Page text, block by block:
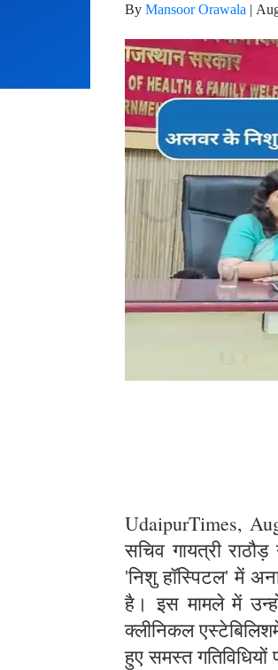
By Mansoor Orawala |
UdaipurTimes,
सचिव गायत्री
'निशु हॉस्पिटल' में
है। इस मामले में
क्लीनिकल
हुए समस्त